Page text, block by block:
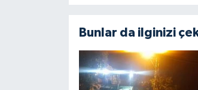
Bunlar da ilginizi